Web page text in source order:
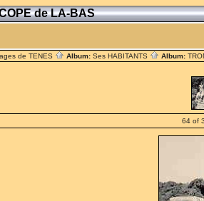
de LA-BAS
de TENES Album: Ses HABITANTS Album:
64 of